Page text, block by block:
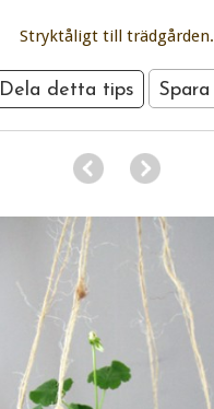
Stryktåligt till trädgården.
Dela detta tips Spara